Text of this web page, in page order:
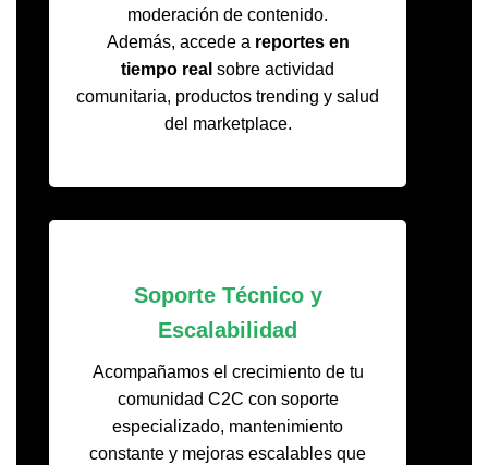
moderación de contenido.
Además, accede a reportes en
tiempo real sobre actividad
comunitaria, productos trending y salud
del marketplace.
Soporte Técnico y
Escalabilidad
Acompañamos el crecimiento de tu
comunidad C2C con soporte
especializado, mantenimiento
constante y mejoras escalables que